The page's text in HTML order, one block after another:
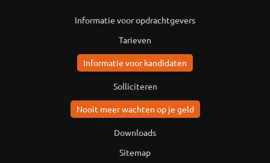
Informatie voor opdrachtgevers
Tarieven
Informatie voor kandidaten
Solliciteren
Nooit meer wachten op je geld
Downloads
Sitemap